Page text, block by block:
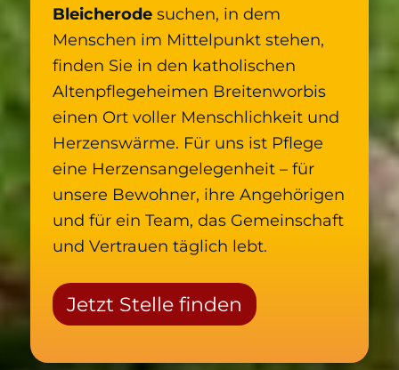
Bleicherode suchen, in dem
Menschen im Mittelpunkt stehen,
finden Sie in den katholischen
Altenpflegeheimen Breitenworbis
einen Ort voller Menschlichkeit und
Herzenswärme. Für uns ist Pflege
eine Herzensangelegenheit – für
unsere Bewohner, ihre Angehörigen
und für ein Team, das Gemeinschaft
und Vertrauen täglich lebt.
Jetzt Stelle finden